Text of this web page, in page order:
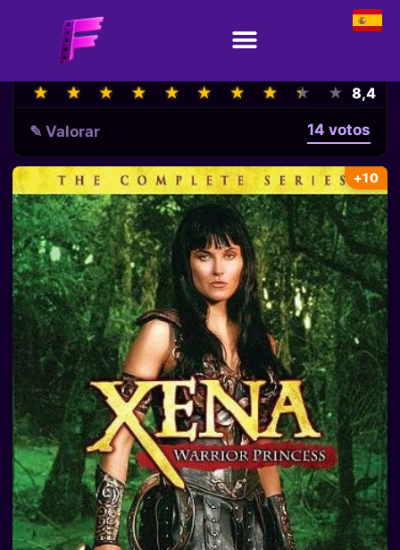
★
★ ★
★ ★
★ ★
★ ★
★ ★
★ ★
★ ★
★ ★
★ ★
★ 8,4
✎ Valorar 14 votos
+10